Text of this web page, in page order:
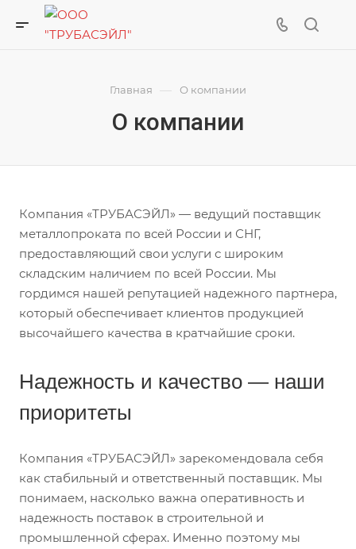
Главная — О компании
О компании
Компания «ТРУБАСЭЙЛ» — ведущий поставщик
металлопроката по всей России и СНГ,
предоставляющий свои услуги с широким
складским наличием по всей России. Мы
гордимся нашей репутацией надежного партнера,
который обеспечивает клиентов продукцией
высочайшего качества в кратчайшие сроки.
Надежность и качество — наши
приоритеты
Компания «ТРУБАСЭЙЛ» зарекомендовала себя
как стабильный и ответственный поставщик. Мы
понимаем, насколько важна оперативность и
надежность поставок в строительной и
промышленной сферах. Именно поэтому мы